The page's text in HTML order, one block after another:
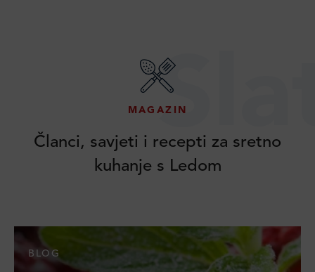
MAGAZIN
Članci, savjeti i recepti za sretno
kuhanje s Ledom
BLOG